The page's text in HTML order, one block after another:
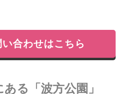
合わせはこちら
る「波方公園」